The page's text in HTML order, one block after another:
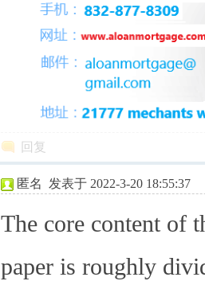
回复
匿名 发表于 2022-3-20 18:55:37
The core content of
paper is roughly